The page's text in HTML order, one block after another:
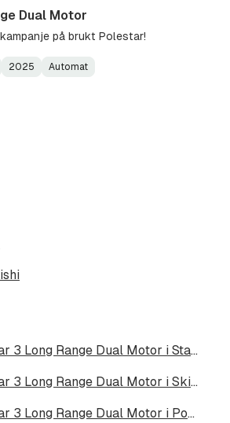
Dual Motor
på brukt Polestar!
2025
Automat
Polestar 3 Long Range Dual Motor i Stavanger
Polestar 3 Long Range Dual Motor i Skien
Polestar 3 Long Range Dual Motor i Porsgrunn